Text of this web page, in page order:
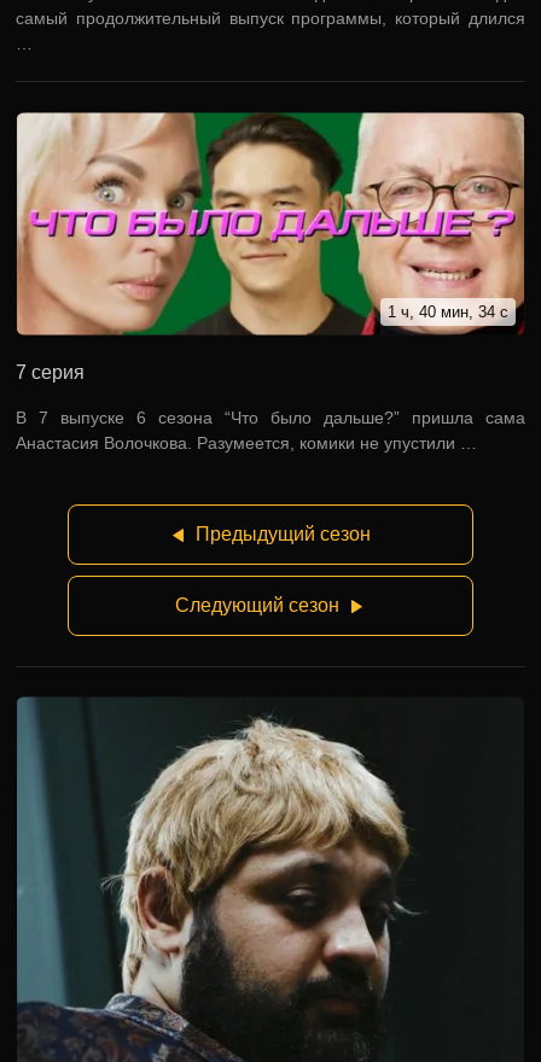
самый продолжительный выпуск программы, который длился
1 ч, 40 мин, 34 с
7 серия
В 7 выпуске 6 сезона “Что было дальше?” пришла сама
Анастасия Волочкова. Разумеется, комики не упустили …
Предыдущий сезон
Следующий сезон